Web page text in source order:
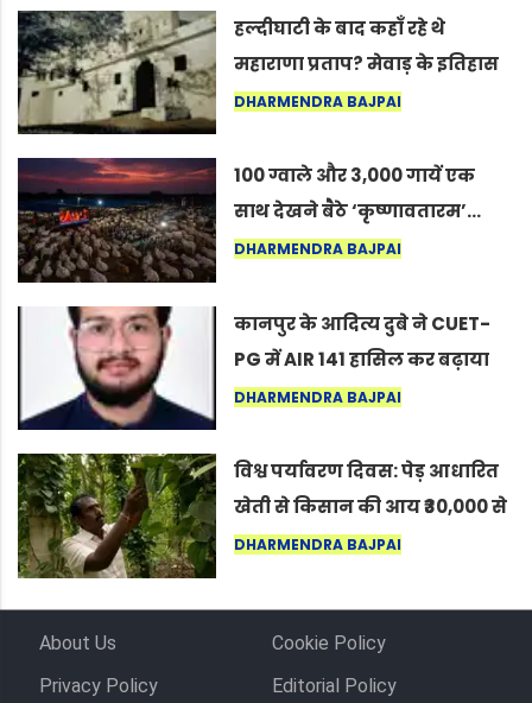
हल्दीघाटी के बाद कहाँ रहे थे
महाराणा प्रताप? मेवाड़ के इतिहास
का वह अनकहा अध्याय जो आज भी
DHARMENDRA BAJPAI
100 ग्वाले और 3,000 गायें एक
साथ देखने बैठे ‘कृष्णावतारम’…
नागपुर में दिखा ऐसा नज़ारा कि
कर सकते हैं”
DHARMENDRA BAJPAI
कानपुर के आदित्य दुबे ने CUET-
PG में AIR 141 हासिल कर बढ़ाया
शहर का मान
DHARMENDRA BAJPAI
विश्व पर्यावरण दिवस: पेड़ आधारित
खेती से किसान की आय ₹30,000 से
बढ़कर ₹3 लाख प्रति एकड़ हुई
DHARMENDRA BAJPAI
About Us
Cookie Policy
Privacy Policy
Editorial Policy